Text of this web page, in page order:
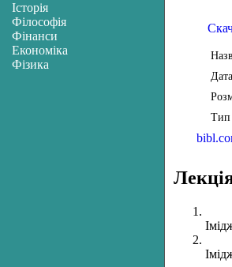
Дата
Тип
Історія
Філософія
Фінанси
Економіка
Фізика